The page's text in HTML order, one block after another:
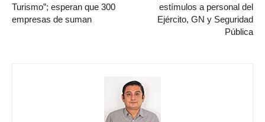
Turismo”; esperan que 300
empresas de suman
estímulos a personal del
Ejército, GN y Seguridad
Pública